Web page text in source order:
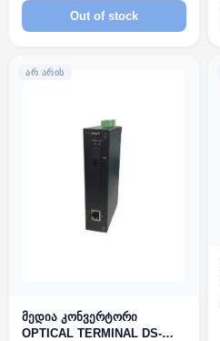
Out of stock
ᲐᲠ ᲐᲠᲘᲡ
მედია კონვერტორი
OPTICAL TERMINAL DS-